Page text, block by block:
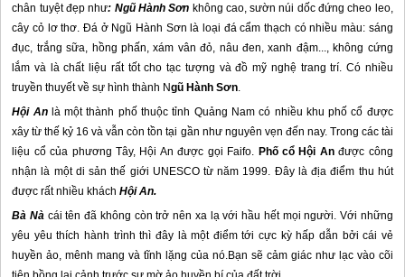
chân tuyệt đẹp như: Ngũ Hành Sơn không cao, sườn núi dốc đứng cheo leo,
cây cỏ lơ thơ. Đá ở Ngũ Hành Sơn là loại đá cẩm thạch có nhiều màu: sáng
đục, trắng sữa, hồng phấn, xám vân đỏ, nâu đen, xanh đậm..., không cứng
lắm và là chất liệu rất tốt cho tạc tượng và đồ mỹ nghệ trang trí. Có nhiều
truyền thuyết về sự hình thành Ngũ Hành Sơn.
Hội Anlà một thành phố thuộc tỉnh Quảng Nam có nhiều khu phố cổ được
xây từ thế kỷ 16 và vẫn còn tồn tại gần như nguyên vẹn đến nay. Trong các tài
liệu cổ của phương Tây, Hội An được gọi Faifo. Phố cổ Hội Anđược công
nhận là một di sản thế giới UNESCO từ năm 1999. Đây là địa điểm thu hút
được rất nhiều kháchHội An.
Bà Nàcái tên đã không còn trở nên xa lạ với hầu hết mọi người. Với những
yêu yêu thích hành trình thì đây là một điểm tới cực kỳ hấp dẫn bởi cái vẻ
huyền ảo, mênh mang và tĩnh lặng của nó.Bạn sẽ cảm giác như lạc vào cõi